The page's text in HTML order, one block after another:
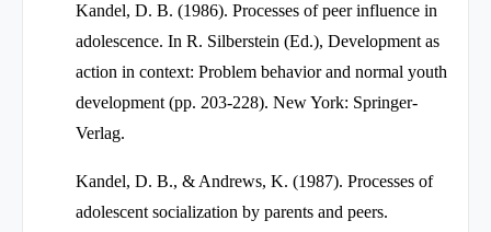
Kandel, D. B. (1986). Processes of peer influence in
adolescence. In R. Silberstein (Ed.), Development as
action in context: Problem behavior and normal youth
development (pp. 203-228). New York: Springer-
Verlag.
Kandel, D. B., & Andrews, K. (1987). Processes of
adolescent socialization by parents and peers.